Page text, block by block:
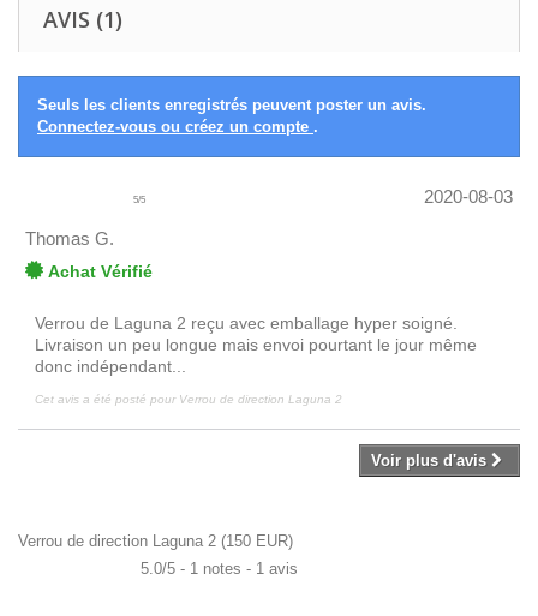
AVIS (1)
Seuls les clients enregistrés peuvent poster un avis.
Connectez-vous ou créez un compte .
5/5 2020-08-03
Thomas G.
Achat Vérifié
Verrou de Laguna 2 reçu avec emballage hyper soigné.
Livraison un peu longue mais envoi pourtant le jour même
donc indépendant...
Cet avis a été posté pour Verrou de direction Laguna 2
Voir plus d'avis
Verrou de direction Laguna 2 (150 EUR)
5.0/5 - 1 notes - 1 avis